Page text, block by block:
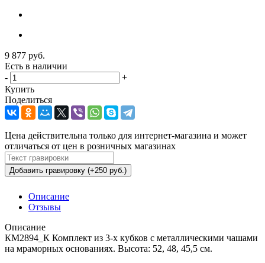
9 877 руб.
Есть в наличии
-
+
Купить
Поделиться
Цена действительна только для интернет-магазина и может
отличаться от цен в розничных магазинах
Добавить гравировку (+250 руб.)
Описание
Отзывы
Описание
КМ2894_К Комплект из 3-х кубков с металлическими чашами
на мраморных основаниях. Высота: 52, 48, 45,5 см.